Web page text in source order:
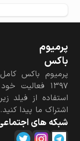
پرمیوم‌
باکس
پرمیوم باکس
۱۳۹۷
اشتراک ما پیدا کنید.
شبکه های